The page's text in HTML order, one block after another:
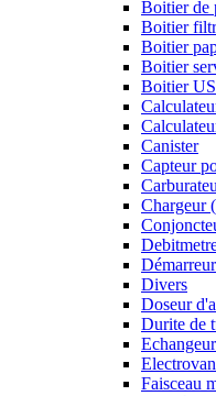
Boitier de
Boitier
Boitier
Boitier
Boitier
Canister
Capteur
Chargeur
Démarreur
Divers
Doseur
Durite de
Faisceau